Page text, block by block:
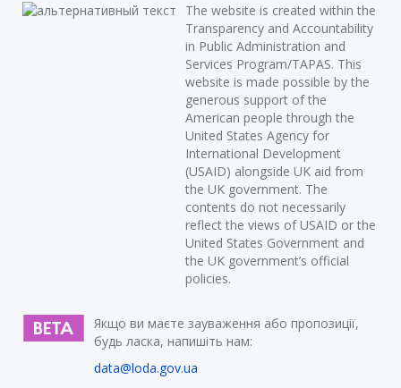
The website is created within the
Transparency and Accountability
in Public Administration and
Services Program/TAPAS. This
website is made possible by the
generous support of the
American people through the
United States Agency for
International Development
(USAID) alongside UK aid from
the UK government. The
contents do not necessarily
reflect the views of USAID or the
United States Government and
the UK government’s official
policies.
Якщо ви маєте зауваження або пропозиції,
будь ласка, напишіть нам:
data@loda.gov.ua